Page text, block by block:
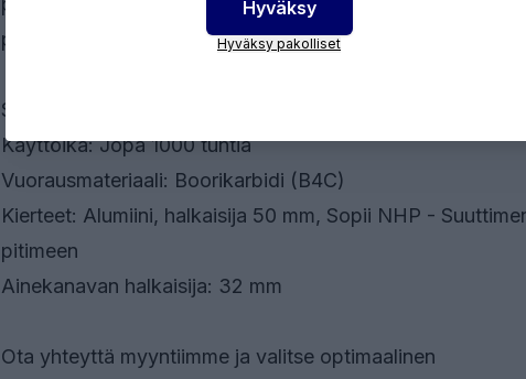
parempaan puhallustehoon.
Suutintyyppi: Pitkä venturisuutin
Käyttöikä: Jopa 1000 tuntia
Vuorausmateriaali: Boorikarbidi (B4C)
Kierteet: Alumiini, halkaisija 50 mm, Sopii NHP -
pitimeen
Ainekanavan halkaisija: 32 mm
Ota yhteyttä myyntiimme ja valitse optimaalinen
Hyväksy
Hyväksy pakolliset